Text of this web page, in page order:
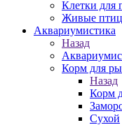
Клетки для
Живые
Аквариумистика
Назад
Корм для
Назад
Корм
Сухой